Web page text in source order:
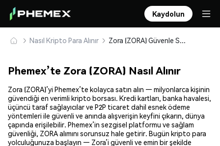
Kaydolun
Nasıl Kripto Para Alınır Zora (ZORA) Güvenle Satın Alın ve Saklayın
Phemex’te Zora (ZORA) Nasıl Alınır
Zora (ZORA)’yi Phemex’te kolayca satın alın — milyonlarca kişinin
güvendiği en verimli kripto borsası. Kredi kartları, banka havalesi,
üçüncü taraf sağlayıcılar ve P2P ticaret dahil esnek ödeme
yöntemleri ile güvenli ve anında alışverişin keyfini çıkarın, dünya
çapında erişilebilir. Phemex’in sezgisel platformu ve sağlam
güvenliği, ZORA alımını sorunsuz hale getirir. Bugün kripto para
yolculuğunuza başlayın — Zora’i güvenli ve emin bir şekilde